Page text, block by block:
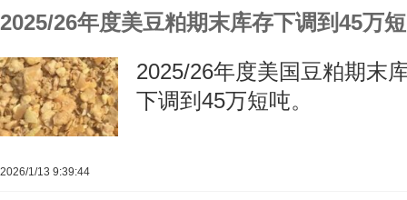
2025/26年度美豆粕期末库存下调到45万
2025/26年度美国豆粕期末
下调到45万短吨。
2026/1/13 9:39:44